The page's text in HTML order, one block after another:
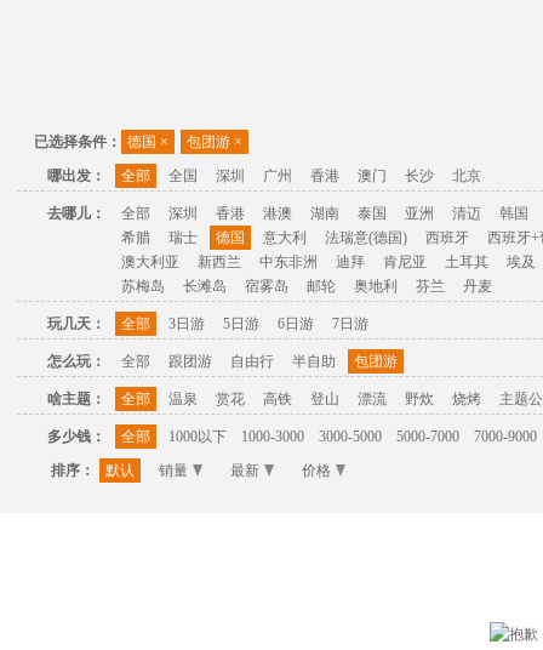
已选择条件： 德国 × 包团游 ×
哪出发：
全部 全国 深圳 广州 香港 澳门 长沙 北京
去哪儿： 全部 深圳 香港 港澳 湖南 泰国 亚洲 清迈
韩国
希腊
瑞士 德国 意大利 法瑞意(德国) 西班牙
西班牙+
澳大利亚
新西兰 中东非洲 迪拜 肯尼亚 土耳其
埃及
苏梅岛
长滩岛 宿雾岛 邮轮 奥地利 芬兰 丹麦
玩几天： 全部 3日游 5日游 6日游 7日游
怎么玩： 全部 跟团游 自由行 半自助 包团游
啥主题： 全部 温泉 赏花 高铁 登山 漂流 野炊 烧烤 主题
多少钱： 全部 1000以下 1000-3000 3000-5000 5000-7000
7000-9000
排序：
默认 销量 最新 价格